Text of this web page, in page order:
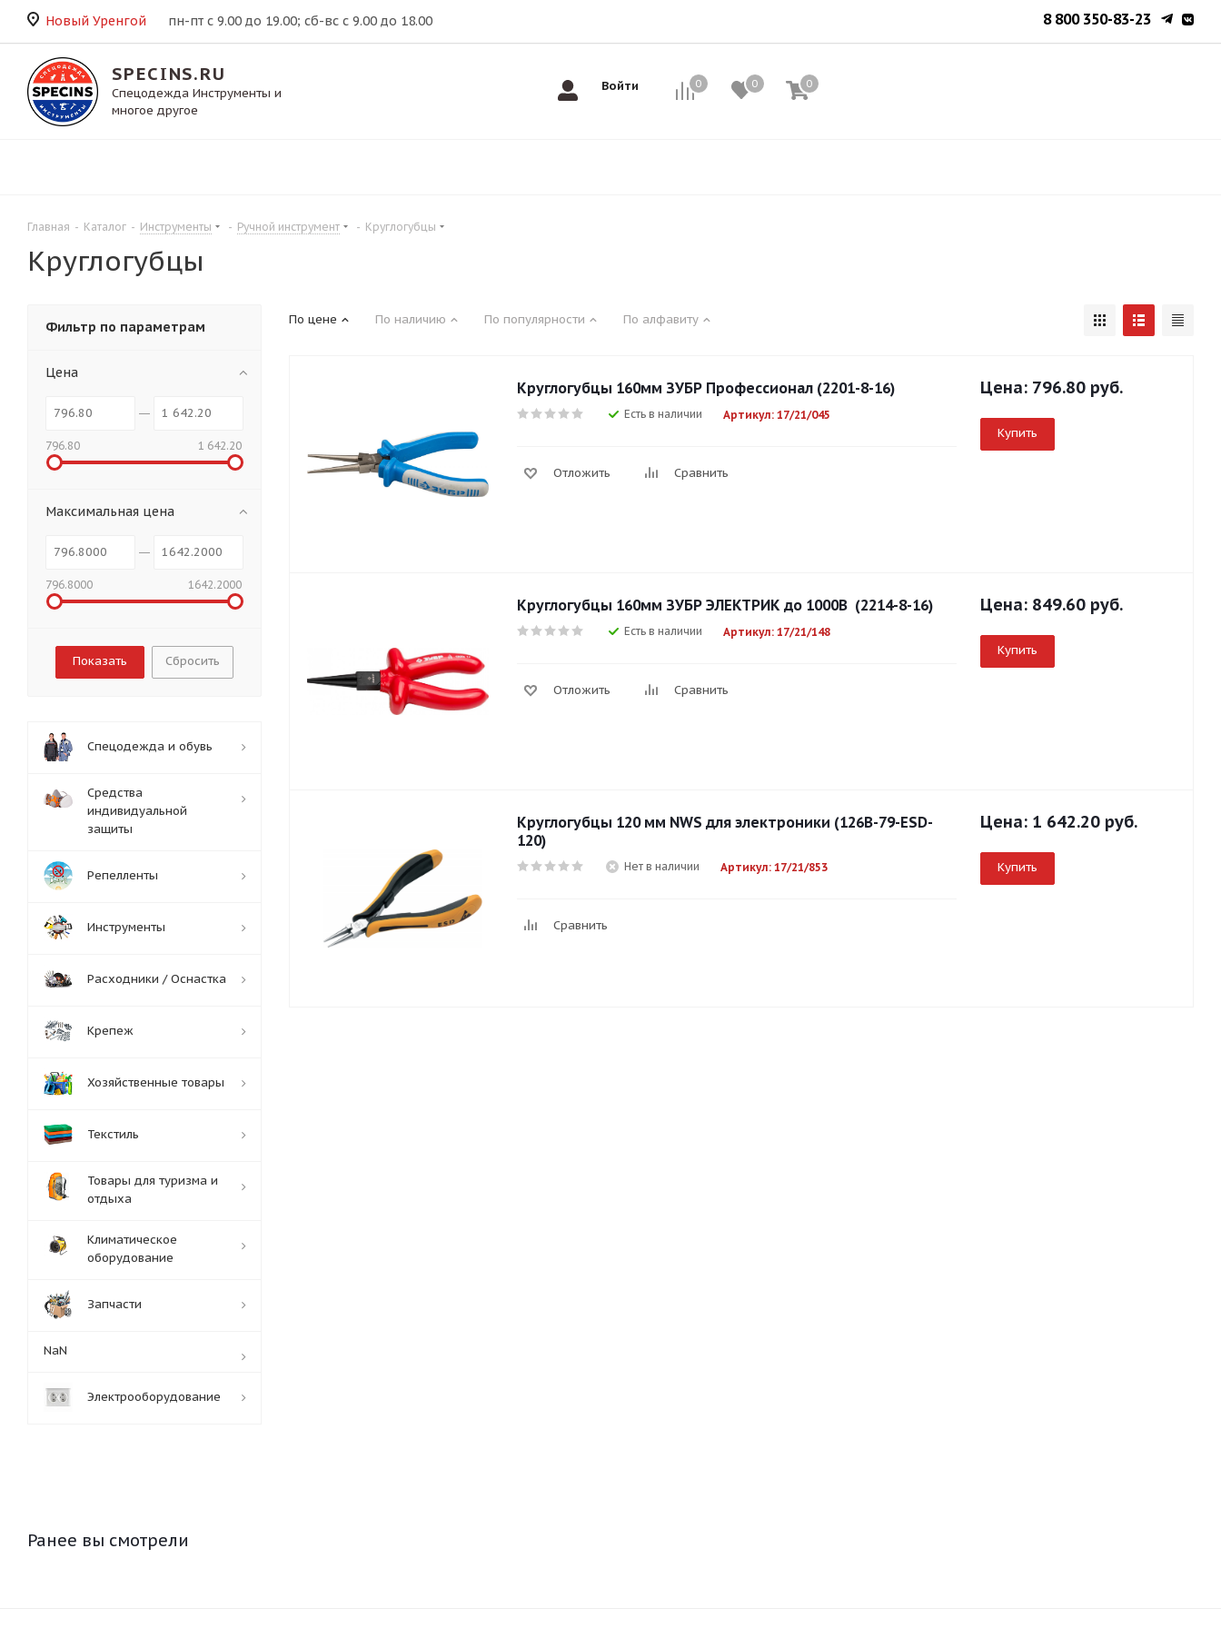
Новый Уренгой пн-пт с 9.00 до 19.00; сб-вс с 9.00 до 18.00 8 800 350-83-23
SPECINS.RU
Спецодежда Инструменты и
многое другое
Войти 0 0 0
0
Главная - Каталог - Инструменты - Ручной инструмент - Круглогубцы
Круглогубцы
По цене По наличию По популярности По алфавиту
Круглогубцы 160мм ЗУБР Профессионал (2201-8-16)
Есть в наличии Артикул: 17/21/045
Отложить Сравнить
Цена: 796.80 руб.
Купить
Круглогубцы 160мм ЗУБР ЭЛЕКТРИК до 1000В (2214-8-16)
Есть в наличии Артикул: 17/21/148
Отложить Сравнить
Цена: 849.60 руб.
Купить
Круглогубцы 120 мм NWS для электроники (126B-79-ESD-
120)
Нет в наличии Артикул: 17/21/853
Сравнить
Цена: 1 642.20 руб.
Купить
Фильтр по параметрам
Цена
796.80 1 642.20
Максимальная цена
796.8000 1642.2000
Сбросить
Спецодежда и обувь
Средства
индивидуальной
защиты
Репелленты
Инструменты
Расходники / Оснастка
Крепеж
Хозяйственные товары
Текстиль
Товары для туризма и
отдыха
Климатическое
оборудование
Запчасти
NaN
Электрооборудование
Ранее вы смотрели